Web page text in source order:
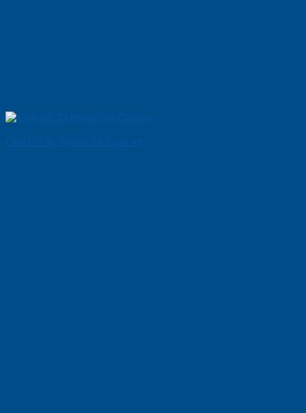
Cửa Gỗ Tự Nhiên 5A Cam xe